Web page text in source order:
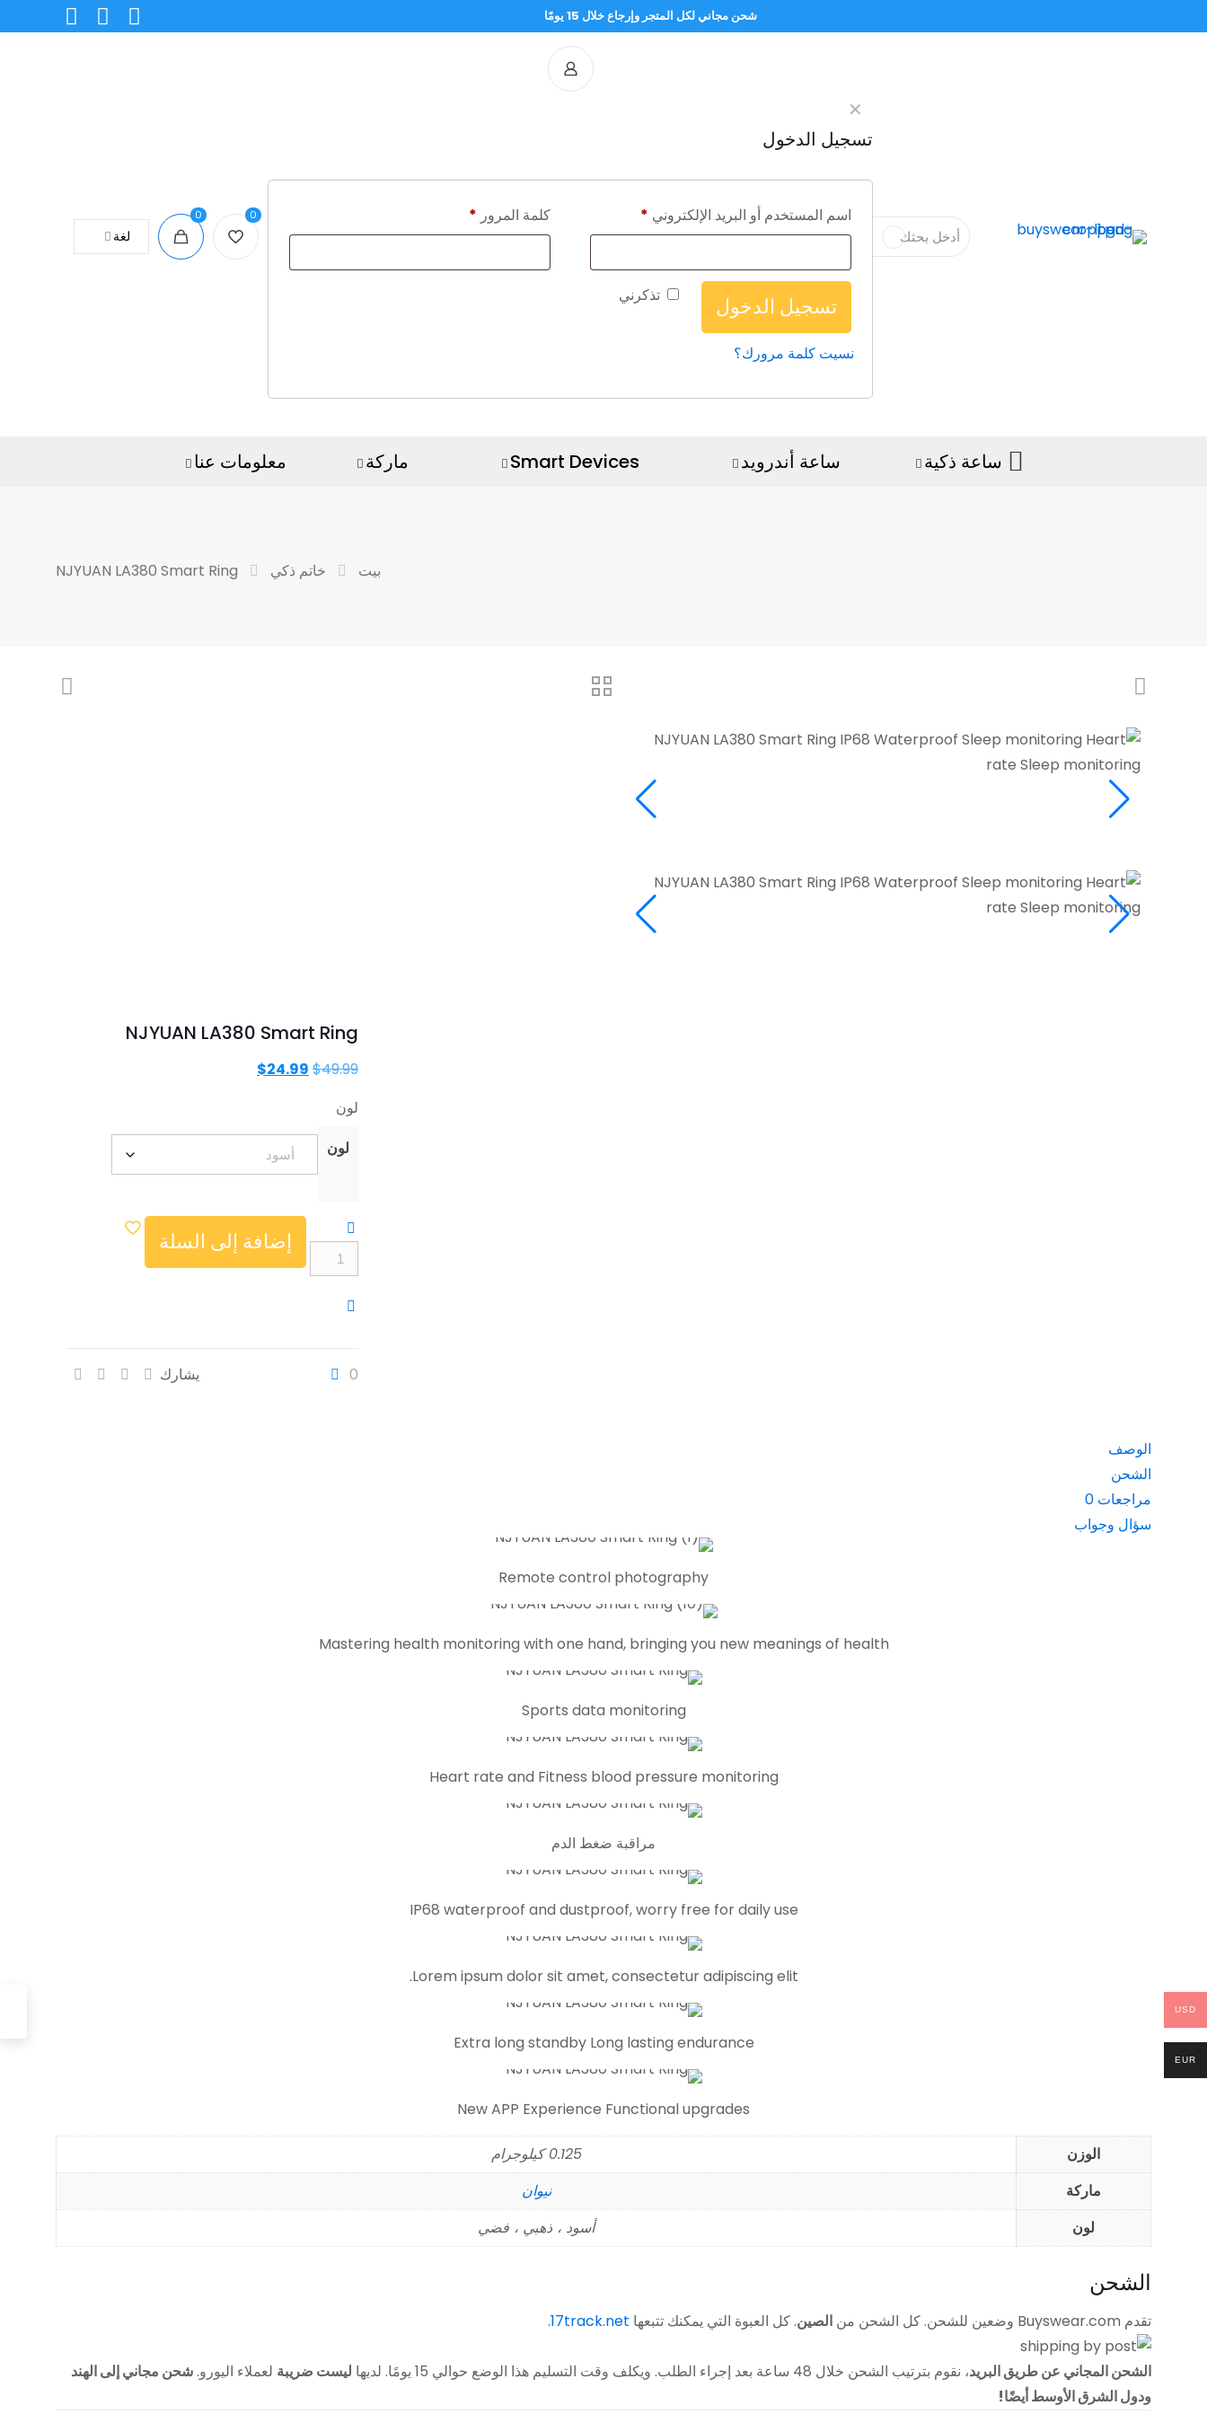
شحن مجاني لكل المتجر وإرجاع خلال 15 يومًا
✕
تسجيل الدخول
اسم المستخدم أو البريد الإلكتروني * كلمة المرور *
تذكرني
تسجيل الدخول
نسيت كلمة مرورك؟
0
0
لغة
ساعة ذكية ساعة أندرويد Smart Devices ماركة معلومات عنا
بيت خاتم ذكي NJYUAN LA380 Smart Ring
NJYUAN LA380 Smart Ring
$49.99
السعر $24.99
لون
لون
كمية
NJYUAN
LA380
إضافة إلى السلة
يشارك 0
الوصف
الشحن
مراجعات 0
سؤال وجواب
Remote control photography
Mastering health monitoring with one hand, bringing you new meanings of health
Sports data monitoring
Heart rate and Fitness blood pressure monitoring
مراقبة ضغط الدم
IP68 waterproof and dustproof, worry free for daily use
Lorem ipsum dolor sit amet, consectetur adipiscing elit.
Extra long standby Long lasting endurance
New APP Experience Functional upgrades
الوزن
0.125 كيلوجرام
ماركة
نيوان
لون
أسود ، ذهبي ، فضي
الشحن
تقدم Buyswear.com وضعين للشحن. كل الشحن من الصين. كل العبوة التي يمكنك تتبعها 17track.net
.
الشحن المجاني عن طريق البريد، نقوم بترتيب الشحن خلال 48 ساعة بعد إجراء الطلب. ويكلف وقت التسليم هذا الوضع حوالي 15 يومًا. لديها ليست ضريبة لعملاء اليورو.شحن مجاني إلى الهند
ودول الشرق الأوسط أيضًا!
USD
EUR